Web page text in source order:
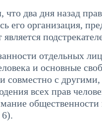
два дня назад
его организация,
отдельных
и основные
с
всех прав
6).